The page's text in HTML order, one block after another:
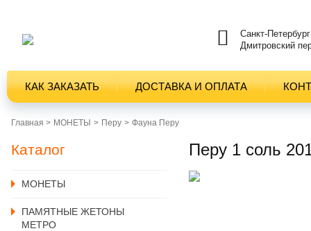
Санкт-Петербург
Дмитровский
КАК ЗАКАЗАТЬ ДОСТАВКА И ОПЛАТА
Главная > MОНЕТЫ Перу Фауна Перу
Каталог
MОНЕТЫ
ПАМЯТНЫЕ ЖЕТОНЫ
МЕТРО
Перу 1 соль